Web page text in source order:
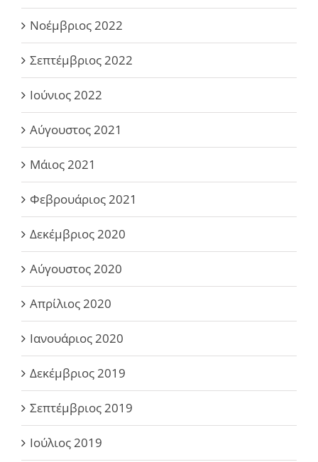
Νοέμβριος 2022
Σεπτέμβριος 2022
Ιούνιος 2022
Αύγουστος 2021
Μάιος 2021
Φεβρουάριος 2021
Δεκέμβριος 2020
Αύγουστος 2020
Απρίλιος 2020
Ιανουάριος 2020
Δεκέμβριος 2019
Σεπτέμβριος 2019
Ιούλιος 2019